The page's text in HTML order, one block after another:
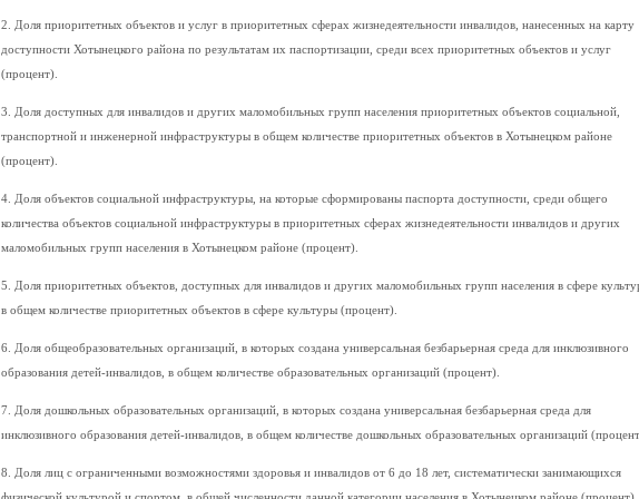
2. Доля приоритетных объектов и услуг в приоритетных сферах жизнедеятельности инвалидов, нанесенных на карту
доступности Хотынецкого района по результатам их паспортизации, среди всех приоритетных объектов и услуг
(процент).
3. Доля доступных для инвалидов и других маломобильных групп населения приоритетных объектов социальной,
транспортной и инженерной инфраструктуры в общем количестве приоритетных объектов в Хотынецком районе
(процент).
4. Доля объектов социальной инфраструктуры, на которые сформированы паспорта доступности, среди общего
количества объектов социальной инфраструктуры в приоритетных сферах жизнедеятельности инвалидов и других
маломобильных групп населения в Хотынецком районе (процент).
5. Доля приоритетных объектов, доступных для инвалидов и других маломобильных групп населения в сфере
в общем количестве приоритетных объектов в сфере культуры (процент).
6. Доля общеобразовательных организаций, в которых создана универсальная безбарьерная среда для инклюзивного
образования детей-инвалидов, в общем количестве образовательных организаций (процент).
7. Доля дошкольных образовательных организаций, в которых создана универсальная безбарьерная среда для
инклюзивного образования детей-инвалидов, в общем количестве дошкольных образовательных организаций
8. Доля лиц с ограниченными возможностями здоровья и инвалидов от 6 до 18 лет, систематически занимающихся